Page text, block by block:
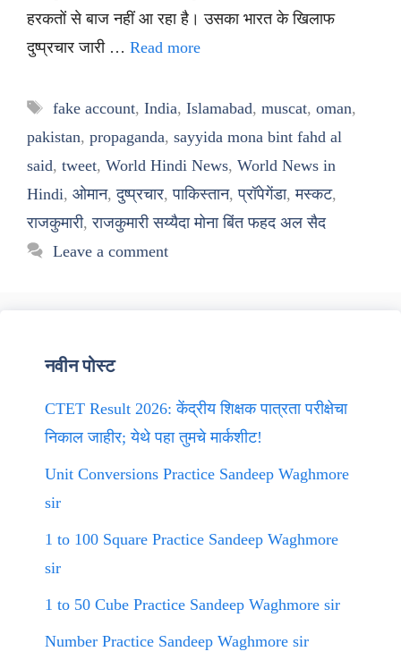
हरकतों से बाज नहीं आ रहा है। उसका भारत के खिलाफ
दुष्प्रचार जारी … Read more
Tags
fake account, India, Islamabad, muscat, oman,
pakistan, propaganda, sayyida mona bint fahd al
said, tweet, World Hindi News, World News in
Hindi, ओमान,दुष्प्रचार,पाकिस्तान,प्रॉपेगेंडा,मस्कट,
राजकुमारी,राजकुमारी सय्यैदा मोना बिंत फहद अल सैद
Leave a comment
नवीन पोस्ट
CTET Result 2026: केंद्रीय शिक्षक पात्रता परीक्षेचा
निकाल जाहीर; येथे पहा तुमचे मार्कशीट!
Unit Conversions Practice Sandeep Waghmore
sir
1 to 100 Square Practice Sandeep Waghmore
sir
1 to 50 Cube Practice Sandeep Waghmore sir
Number Practice Sandeep Waghmore sir